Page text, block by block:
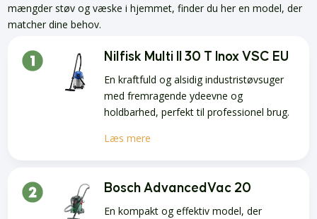
mængder støv og væske i hjemmet, finder du her en model, der
matcher dine behov.
Nilfisk Multi II 30 T Inox VSC EU
En kraftfuld og alsidig industristøvsuger
med fremragende ydeevne og
holdbarhed, perfekt til professionel brug.
Læs mere
Bosch AdvancedVac 20
En kompakt og effektiv model, der